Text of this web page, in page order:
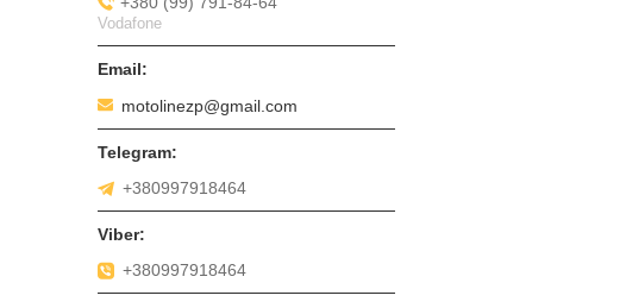
Vodafone
motolinezp@gmail.com
+380997918464
+380997918464